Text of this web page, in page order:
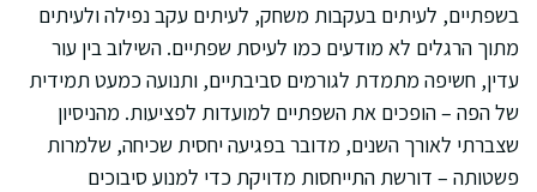
בשפתיים, לעיתים בעקבות משחק, לעיתים עקב נפילה ולעיתים
מתוך הרגלים לא מודעים כמו לעיסת שפתיים. השילוב בין עור
עדין, חשיפה מתמדת לגורמים סביבתיים, ותנועה כמעט תמידית
של הפה – הופכים את השפתיים למועדות לפציעות. מהניסיון
שצברתי לאורך השנים, מדובר בפגיעה יחסית שכיחה, שלמרות
פשטותה – דורשת התייחסות מדויקת כדי למנוע סיבוכים